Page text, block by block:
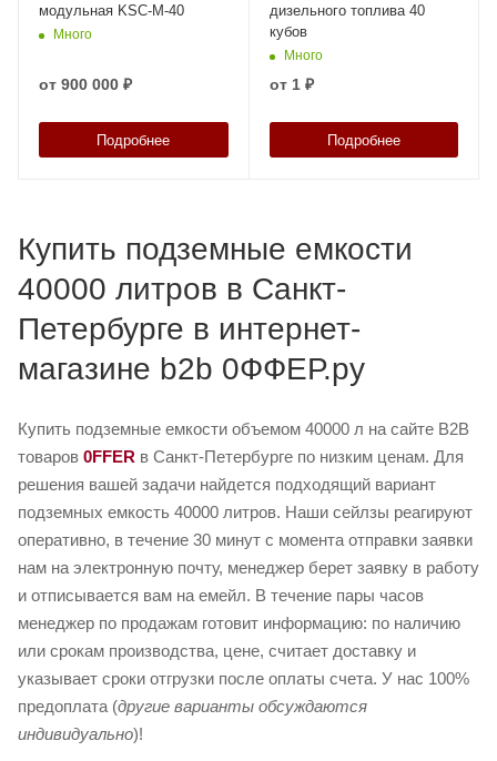
модульная KSC-M-40
Много
от 900 000 ₽
Подробнее
дизельного топлива 40
кубов
Много
от 1 ₽
Подробнее
Купить подземные емкости
40000 литров в Санкт-
Петербурге в интернет-
магазине b2b 0ФФЕР.ру
Купить подземные емкости объемом 40000 л на сайте B2B
товаров 0FFER в Санкт-Петербурге по низким ценам. Для
решения вашей задачи найдется подходящий вариант
подземных емкость 40000 литров. Наши сейлзы реагируют
оперативно, в течение 30 минут с момента отправки заявки
нам на электронную почту, менеджер берет заявку в работу
и отписывается вам на емейл. В течение пары часов
менеджер по продажам готовит информацию: по наличию
или срокам производства, цене, считает доставку и
указывает сроки отгрузки после оплаты счета. У нас 100%
предоплата (другие варианты обсуждаются
индивидуально)!